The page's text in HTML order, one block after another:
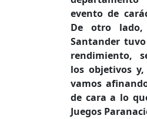
evento de
De otro lado,
Santander
rendimiento,
los objetivos
vamos
de cara a lo
Juegos